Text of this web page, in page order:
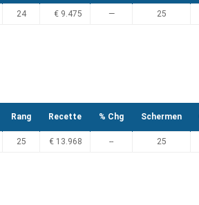
24 € 9.475 — 25
Rang Recette % Chg Schermen
25 € 13.968 -- 25